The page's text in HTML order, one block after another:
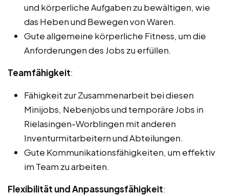
und körperliche Aufgaben zu bewältigen, wie
das Heben und Bewegen von Waren.
Gute allgemeine körperliche Fitness, um die
Anforderungen des Jobs zu erfüllen.
Teamfähigkeit:
Fähigkeit zur Zusammenarbeit bei diesen
Minijobs, Nebenjobs und temporäre Jobs in
Rielasingen-Worblingen mit anderen
Inventurmitarbeitern und Abteilungen.
Gute Kommunikationsfähigkeiten, um effektiv
im Team zu arbeiten.
Flexibilität und Anpassungsfähigkeit: